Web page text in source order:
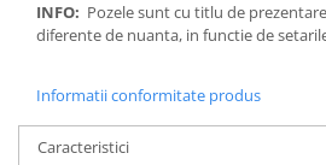
INFO: Pozele sunt cu titlu de
diferente de nuanta, in functie de
Informatii conformitate produs
Caracteristici